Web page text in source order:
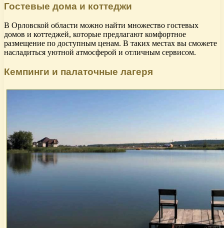
Гостевые дома и коттеджи
В Орловской области можно найти множество гостевых
домов и коттеджей, которые предлагают комфортное
размещение по доступным ценам. В таких местах вы сможете
насладиться уютной атмосферой и отличным сервисом.
Кемпинги и палаточные лагеря